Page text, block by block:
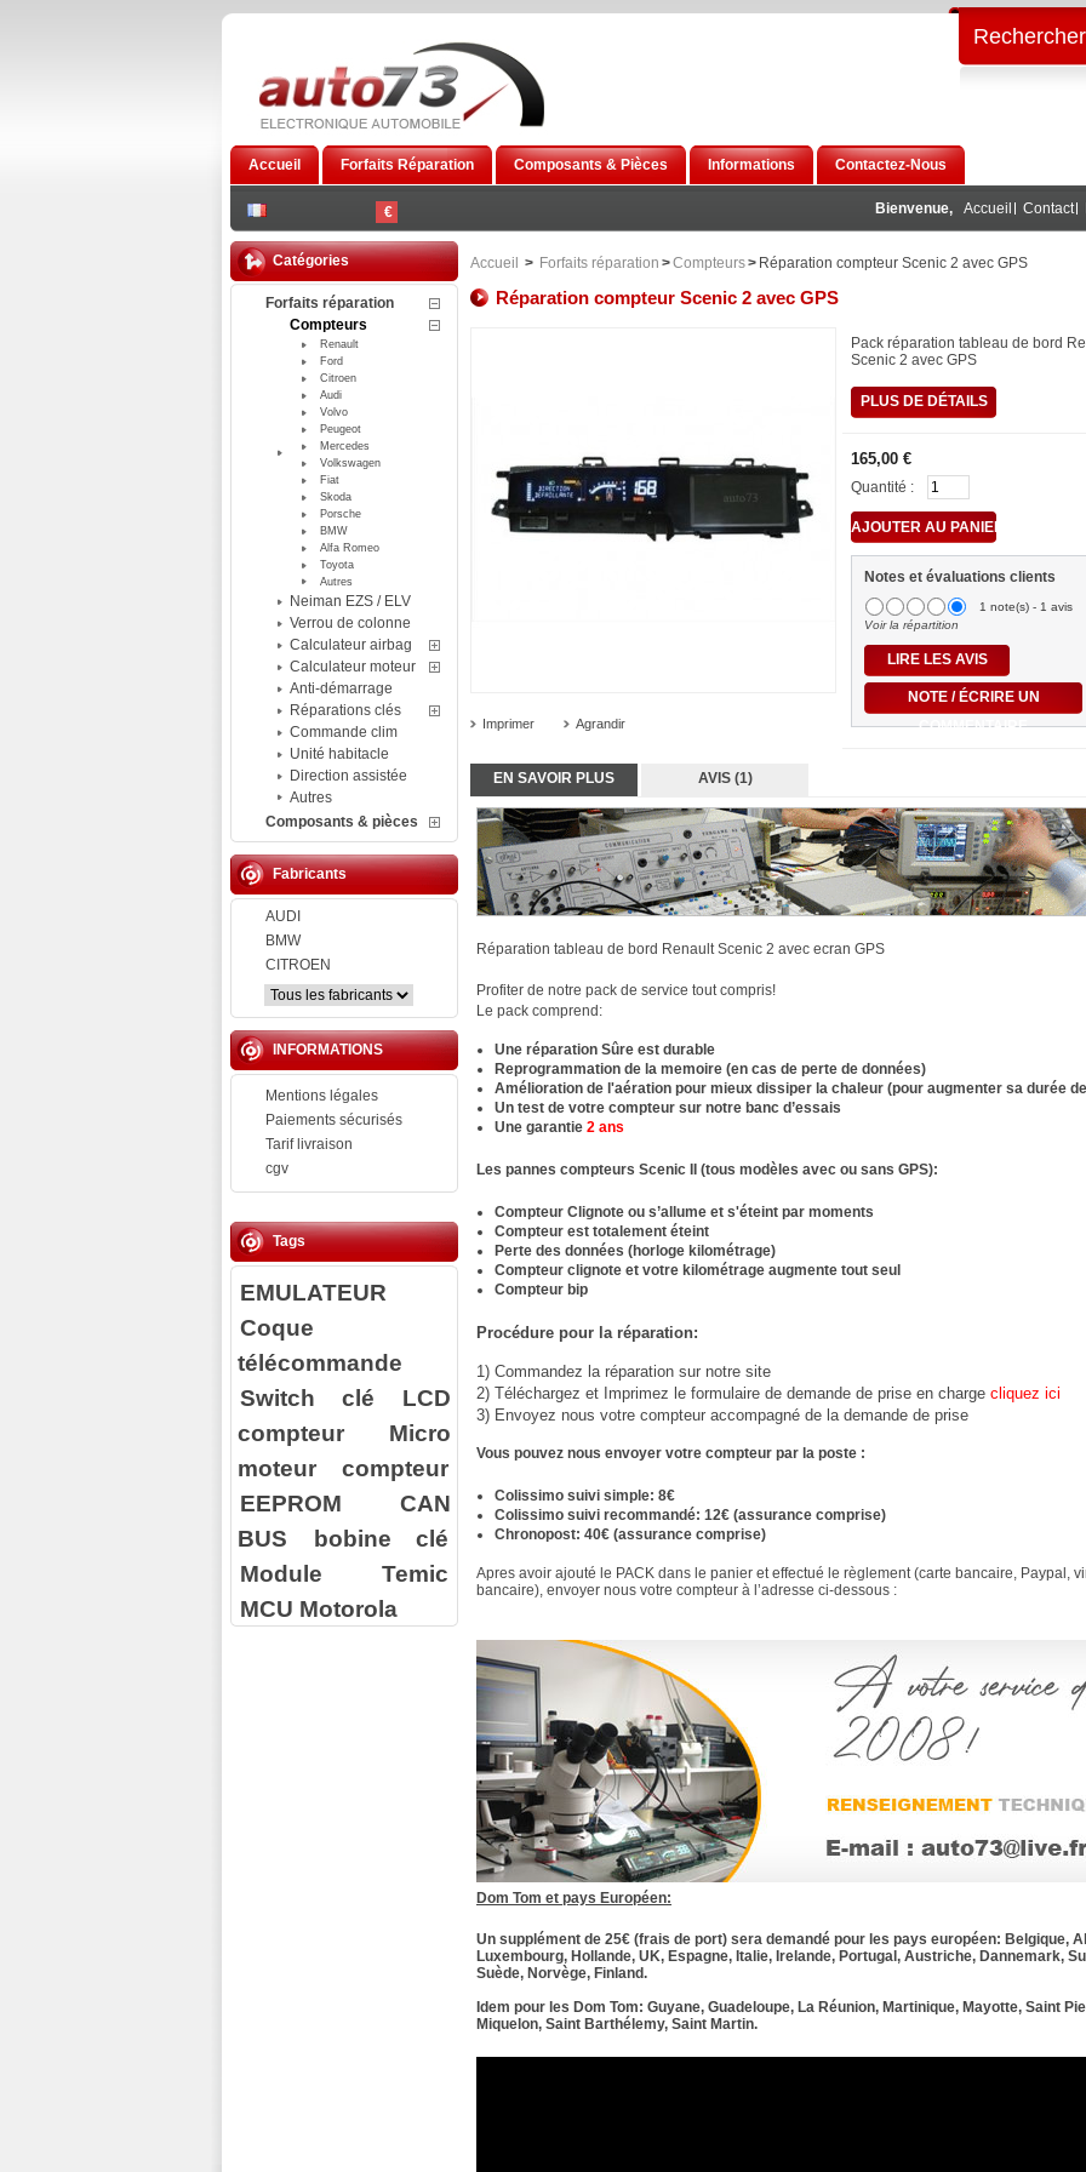
€
Accueil Forfaits Réparation Composants & Pièces Informations Contactez-Nous
Bienvenue, Accueil Contact
Rechercher
Catégories
Forfaits réparation
Compteurs
Renault
Ford
Citroen
Audi
Volvo
Peugeot
Mercedes
Volkswagen
Fiat
Skoda
Porsche
BMW
Alfa Romeo
Toyota
Autres
Neiman EZS / ELV
Verrou de colonne
Calculateur airbag
Calculateur moteur
Anti-démarrage
Réparations clés
Commande clim
Unité habitacle
Direction assistée
Autres
Composants & pièces
Fabricants
AUDI
BMW
CITROEN
INFORMATIONS
Mentions légales
Paiements sécurisés
Tarif livraison
cgv
Tags
EMULATEUR
Coque
télécommande
Switch clé
LCD
compteur
Micro
moteur compteur
EEPROM
CAN
BUS
bobine clé
Module Temic
MCU Motorola
Accueil > Forfaits réparation >Compteurs> Réparation compteur Scenic 2 avec GPS
Réparation compteur Scenic 2 avec GPS
Imprimer Agrandir
Pack réparation tableau de bord
Scenic 2 avec GPS
PLUS DE DÉTAILS
165,00 €
Quantité :
Notes et évaluations clients
1 note(s) - 1 avis
Voir la répartition
LIRE LES AVIS
NOTE / ÉCRIRE UN
COMMENTAIRE
EN SAVOIR PLUS AVIS (1)
Réparation tableau de bord Renault Scenic 2 avec ecran GPS
Profiter de notre pack de service tout compris!
Le pack comprend:
Une réparation Sûre est durable
Reprogrammation de la memoire (en cas de perte de données)
Amélioration de l'aération pour mieux dissiper la chaleur (pour augmenter sa durée
Un test de votre compteur sur notre banc d’essais
Une garantie 2 ans
Les pannes compteurs Scenic II (tous modèles avec ou sans GPS):
Compteur Clignote ou s’allume et s'éteint par moments
Compteur est totalement éteint
Perte des données (horloge kilométrage)
Compteur clignote et votre kilométrage augmente tout seul
Compteur bip
Procédure pour la réparation:
1) Commandez la réparation sur notre site
2) Téléchargez et Imprimez le formulaire de demande de prise en charge cliquez ici
3) Envoyez nous votre compteur accompagné de la demande de prise
Vous pouvez nous envoyer votre compteur par la poste :
Colissimo suivi simple: 8€
Colissimo suivi recommandé: 12€ (assurance comprise)
Chronopost: 40€ (assurance comprise)
Apres avoir ajouté le PACK dans le panier et effectué le règlement (carte bancaire, Paypal,
bancaire), envoyer nous votre compteur à l’adresse ci-dessous :
Dom Tom et pays Européen:
Un supplément de 25€ (frais de port) sera demandé pour les pays européen: Belgique,
Luxembourg, Hollande, UK, Espagne, Italie, Irelande, Portugal, Austriche, Dannemark,
Suède, Norvège, Finland.
Idem pour les Dom Tom: Guyane, Guadeloupe, La Réunion, Martinique, Mayotte, Saint
Miquelon, Saint Barthélemy, Saint Martin.